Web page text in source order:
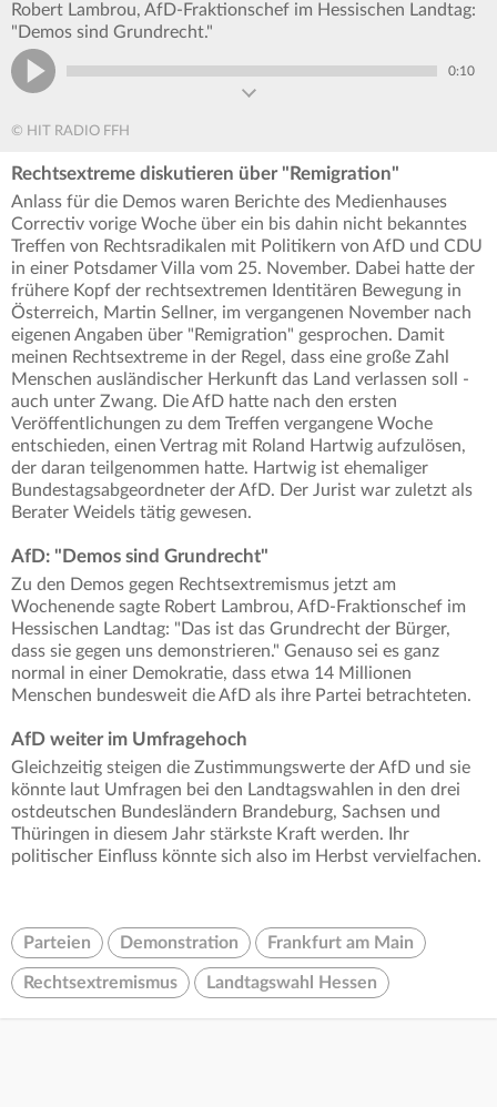
Robert Lambrou, AfD-Fraktionschef im Hessischen Landtag:
"Demos sind Grundrecht."
0:10
© HIT RADIO FFH
Rechtsextreme diskutieren über "Remigration"
Anlass für die Demos waren Berichte des Medienhauses
Correctiv vorige Woche über ein bis dahin nicht bekanntes
Treffen von Rechtsradikalen mit Politikern von AfD und CDU
in einer Potsdamer Villa vom 25. November. Dabei hatte der
frühere Kopf der rechtsextremen Identitären Bewegung in
Österreich, Martin Sellner, im vergangenen November nach
eigenen Angaben über "Remigration" gesprochen. Damit
meinen Rechtsextreme in der Regel, dass eine große Zahl
Menschen ausländischer Herkunft das Land verlassen soll -
auch unter Zwang. Die AfD hatte nach den ersten
Veröffentlichungen zu dem Treffen vergangene Woche
entschieden, einen Vertrag mit Roland Hartwig aufzulösen,
der daran teilgenommen hatte. Hartwig ist ehemaliger
Bundestagsabgeordneter der AfD. Der Jurist war zuletzt als
Berater Weidels tätig gewesen.
AfD: "Demos sind Grundrecht"
Zu den Demos gegen Rechtsextremismus jetzt am
Wochenende sagte Robert Lambrou, AfD-Fraktionschef im
Hessischen Landtag: "Das ist das Grundrecht der Bürger,
dass sie gegen uns demonstrieren." Genauso sei es ganz
normal in einer Demokratie, dass etwa 14 Millionen
Menschen bundesweit die AfD als ihre Partei betrachteten.
AfD weiter im Umfragehoch
Gleichzeitig steigen die Zustimmungswerte der AfD und sie
könnte laut Umfragen bei den Landtagswahlen in den drei
ostdeutschen Bundesländern Brandeburg, Sachsen und
Thüringen in diesem Jahr stärkste Kraft werden. Ihr
politischer Einfluss könnte sich also im Herbst vervielfachen.
Parteien Demonstration Frankfurt am Main
Rechtsextremismus Landtagswahl Hessen